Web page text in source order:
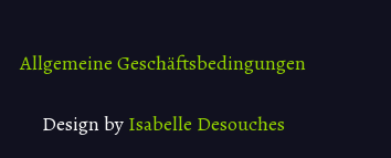
Allgemeine Geschäftsbedingungen
Design by Isabelle Desouches